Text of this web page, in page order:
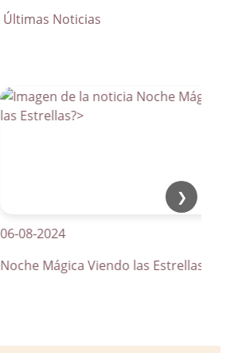
Últimas Noticias
❯
06-08-2024
Noche Mágica Viendo las Estrellas